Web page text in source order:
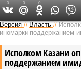
Версия //Власть //
иномарки поддержанием
Исполком Казани
поддержанием
0 0 0